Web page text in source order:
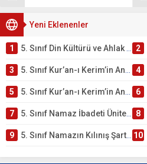
Yeni Eklenenler
1 5. Sınıf Din Kültürü ve Ahlak Bilgisi 2. Ünite: Kur’an-ı Kerim Çalışmaları 2
3 5. Sınıf Kur’an-ı Kerim’in Ana Konuları Testi – Online Çöz 4
5 5. Sınıf Kur’an-ı Kerim’in Anlamı ve Önemi Testi – Online Çöz 6
7 5. Sınıf Namaz İbadeti Ünite Testi – Online Çöz 8
9 5. Sınıf Namazın Kılınış Şartları Testi 10